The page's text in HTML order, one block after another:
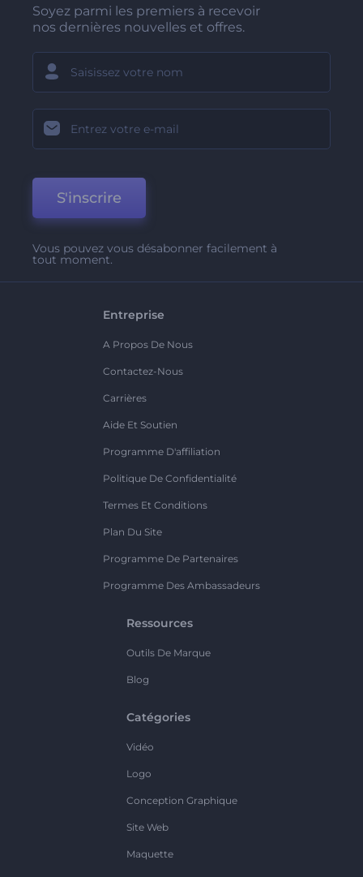
Soyez parmi les premiers à recevoir
nos dernières nouvelles et offres.
S'inscrire
Vous pouvez vous désabonner facilement à
tout moment.
Entreprise
A Propos De Nous
Contactez-Nous
Carrières
Aide Et Soutien
Programme D'affiliation
Politique De Confidentialité
Termes Et Conditions
Plan Du Site
Programme De Partenaires
Programme Des Ambassadeurs
Ressources
Outils De Marque
Blog
Catégories
Vidéo
Logo
Conception Graphique
Site Web
Maquette